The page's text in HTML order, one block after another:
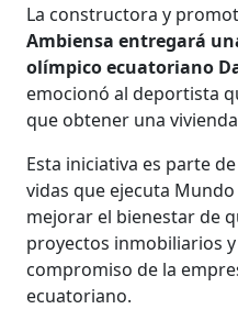
La constructora y
Ambiensa entregará
olímpico ecuatoriano
emocionó al deportista
que obtener una
Esta iniciativa es parte
vidas que ejecuta
mejorar el bienestar de
proyectos inmobiliarios
compromiso de la
ecuatoriano.